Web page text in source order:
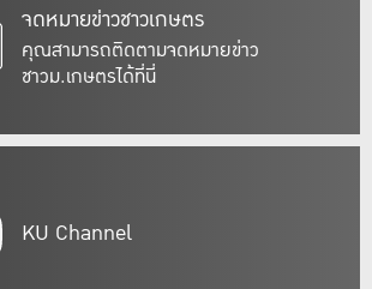
จดหมายข่าวชาวเกษตร
คุณสามารถติดตามจดหมายข่าว
ชาวม.เกษตรได้ที่นี่
KU Channel